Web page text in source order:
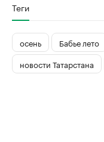
Теги
осень Бабье лето
новости Татарстана